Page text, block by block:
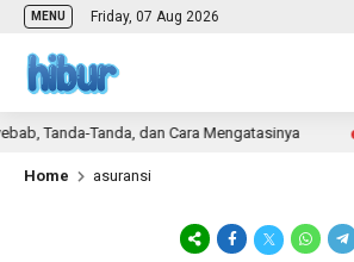
MENU Friday, 07 Aug 2026
Tanda-Tanda, dan Cara Mengatasinya
Home asuransi